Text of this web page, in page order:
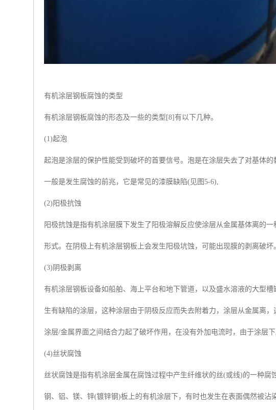
有机涂层钢板腐蚀的类型
有机涂层钢板腐蚀的形态及一些的类型[8]有以下几种。
(1)起泡
起泡是涂层的保护性能受到破坏的首要信号。泡是在涂层失去了对基体
一般是发生腐蚀的前兆，它是常见的漆膜缺陷(见图5-6),
(2)阳极抗蚀
阳极抗蚀是指有机涂层膜下发生了阳极溶解反应使涂层从金属基体离的
形式。在阴极上有机涂层钢板上会发生阳极坑蚀，可能出现膜的剥离破坏
(3)阴极剥离
有机涂层钢板设备如船舶、海上平台和地下管道，以及盛水溶液的大型
生有缺陷的涂层，这种涂层由于阴极反应而失去附着力，涂层从金属离
涂层/金属界面之间结合力起了破坏作用，在没有外加电流时，由于涂层
(4)丝状腐蚀
丝状腐蚀是指有机涂层金属在腐蚀过程中产生纤维状的丝(或线)的一种
钢、铝、镁、锌(镀锌钢)板上的有机涂层下，有时也发生在表面偶然被